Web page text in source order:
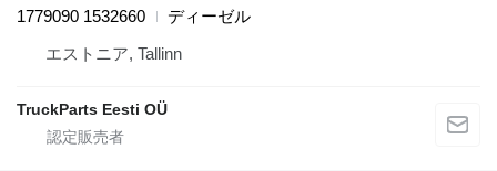
1779090 1532660
ディーゼル
エストニア, Tallinn
TruckParts Eesti OÜ